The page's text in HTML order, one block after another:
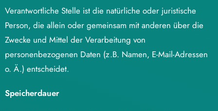
Verantwortliche Stelle ist die natürliche oder juristische
Person, die allein oder gemeinsam mit anderen über die
Zwecke und Mittel der Verarbeitung von
personenbezogenen Daten (z.B. Namen, E-Mail-Adressen
o. Ä.) entscheidet.
Speicherdauer